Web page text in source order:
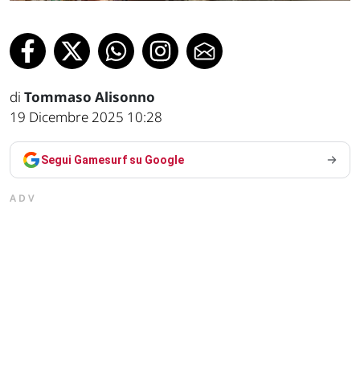
di Tommaso Alisonno
19 Dicembre 2025 10:28
Segui Gamesurf su Google
ADV